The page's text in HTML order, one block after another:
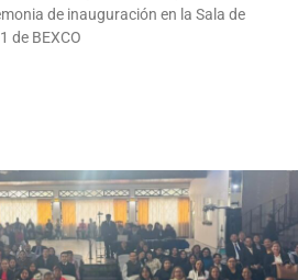
de inauguración en la Sala de
de BEXCO